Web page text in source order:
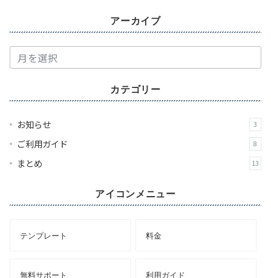
アーカイブ
ー
イ
カテゴリー
お知らせ 3
ご利用ガイド 8
まとめ 13
アイコンメニュー
テンプレート 料金
無料サポート 利用ガイド